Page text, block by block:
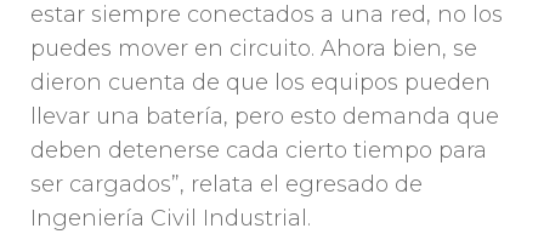
estar siempre conectados a una red, no los
puedes mover en circuito. Ahora bien, se
dieron cuenta de que los equipos pueden
llevar una batería, pero esto demanda que
deben detenerse cada cierto tiempo para
ser cargados”, relata el egresado de
Ingeniería Civil Industrial.